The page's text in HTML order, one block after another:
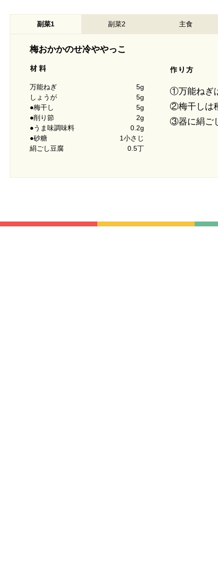
副菜1 副菜2 主食
梅おかかのせ冷ややっこ
万能ねぎ
5g
しょうが
5g
●梅干し
5g
●削り節
2g
●うま味調味料
0.2g
●砂糖
1小さじ
絹ごし豆腐
0.5丁
①万能ねぎ
②梅干しは
③器に絹ご